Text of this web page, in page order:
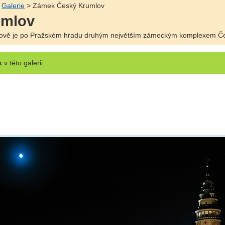
Galerie > Zámek Český Krumlov
je po Pražském hradu druhým největším zámeckým komplexem
v této galerii.